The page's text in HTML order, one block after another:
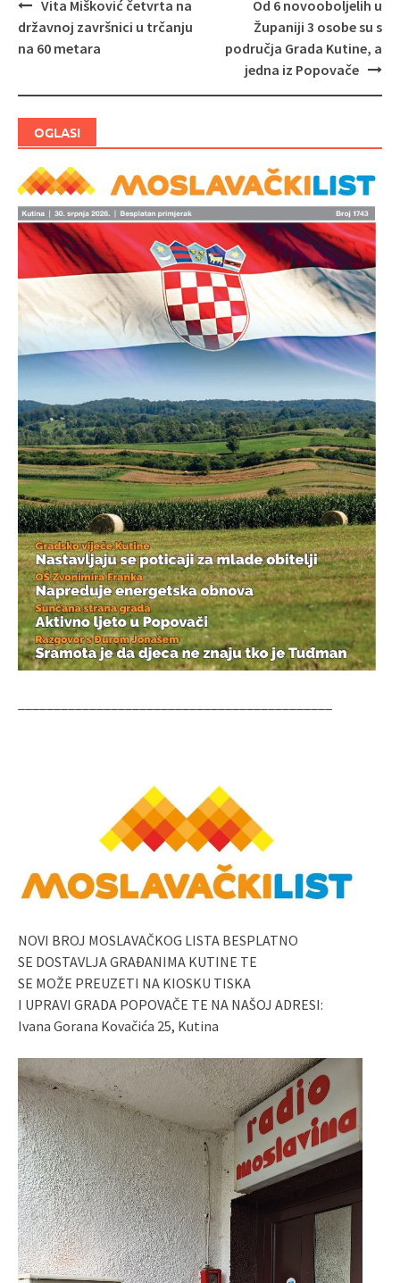
Navigacija
objava
Vita Mišković četvrta na
državnoj završnici u trčanju
na 60 metara
Od 6 novooboljelih u
Županiji 3 osobe su s
područja Grada Kutine, a
jedna iz Popovače
OGLASI
NOVI BROJ MOSLAVAČKOG LISTA BESPLATNO
SE DOSTAVLJA GRAĐANIMA KUTINE TE
SE MOŽE PREUZETI NA KIOSKU TISKA
I UPRAVI GRADA POPOVAČE TE NA NAŠOJ ADRESI:
Ivana Gorana Kovačića 25, Kutina